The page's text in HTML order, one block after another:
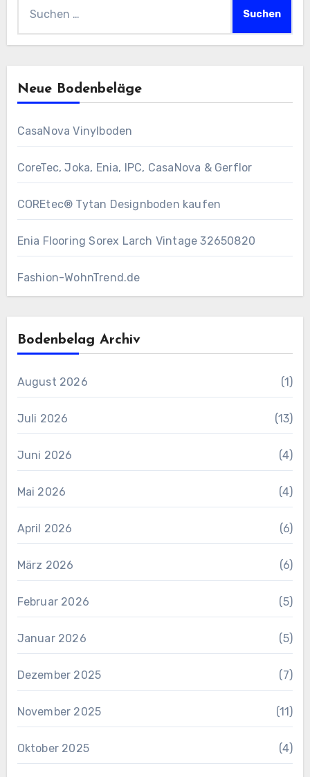
nach:
Neue Bodenbeläge
CasaNova Vinylboden
CoreTec, Joka, Enia, IPC, CasaNova & Gerflor
COREtec® Tytan Designboden kaufen
Enia Flooring Sorex ​Larch Vintage 32650820
Fashion-WohnTrend.de
Bodenbelag Archiv
August 2026 (1)
Juli 2026 (13)
Juni 2026 (4)
Mai 2026 (4)
April 2026 (6)
März 2026 (6)
Februar 2026 (5)
Januar 2026 (5)
Dezember 2025 (7)
November 2025 (11)
Oktober 2025 (4)